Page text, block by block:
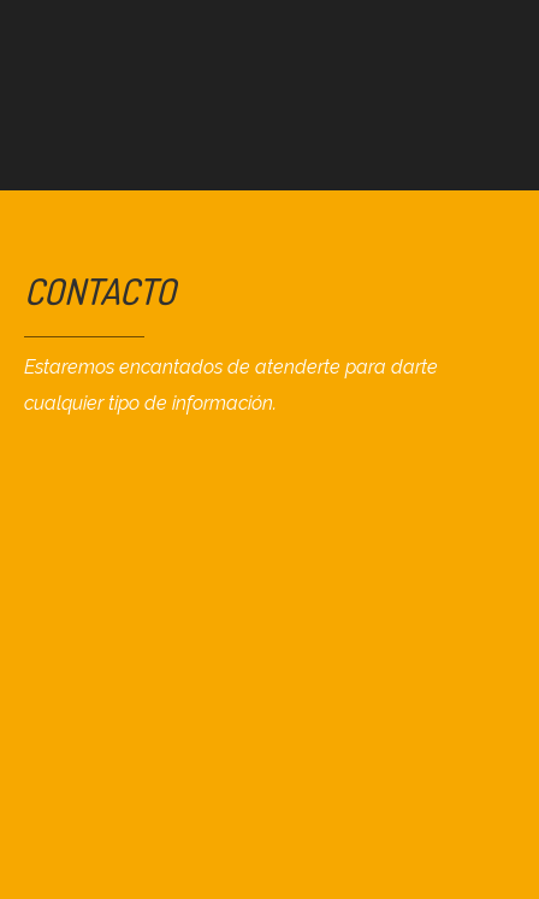
CONTACTO
Estaremos encantados de atenderte para darte
cualquier tipo de información.